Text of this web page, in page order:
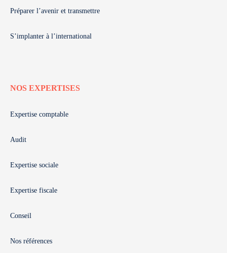
Préparer l’avenir et transmettre
S’implanter à l’international
NOS EXPERTISES
Expertise comptable
Audit
Expertise sociale
Expertise fiscale
Conseil
Nos références